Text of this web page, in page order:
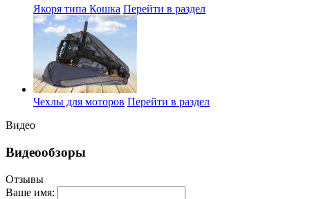
Якоря типа Кошка Перейти в раздел
Чехлы для моторов Перейти в раздел
Видео
Видеообзоры
Отзывы
Ваше имя: